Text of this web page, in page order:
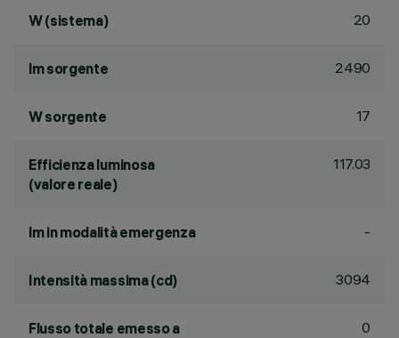
W (sistema) 20
lm sorgente 2490
W sorgente 17
Efficienza luminosa
(valore reale)
117.03
lm in modalità emergenza -
Intensità massima (cd) 3094
Flusso totale emesso a
0